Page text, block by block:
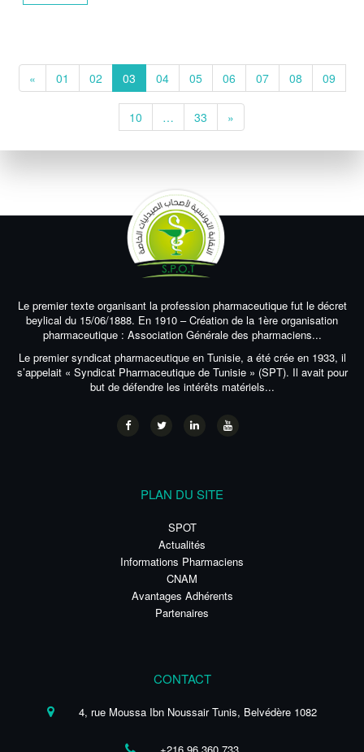
« 01 02 03 04 05 06 07 08 09
10 … 33 »
Le premier texte organisant la profession pharmaceutique fut le décret
beylical du 15/06/1888. En 1910 – Création de la 1ère organisation
pharmaceutique : Association Générale des pharmaciens...
Le premier syndicat pharmaceutique en Tunisie, a été crée en 1933, il
s’appelait « Syndicat Pharmaceutique de Tunisie » (SPT). Il avait pour
but de défendre les intérêts matériels...
PLAN DU SITE
SPOT
Actualités
Informations Pharmaciens
CNAM
Avantages Adhérents
Partenaires
CONTACT
4, rue Moussa Ibn Noussair Tunis, Belvédère 1082